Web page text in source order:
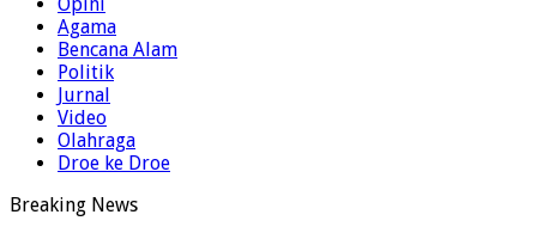
Agama
Bencana Alam
Politik
Jurnal
Video
Olahraga
Droe ke Droe
Breaking News